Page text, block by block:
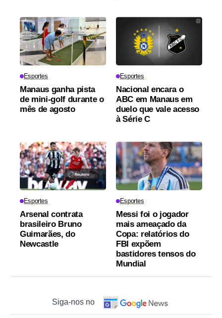
Esportes
Manaus ganha pista
de mini-golf durante o
mês de agosto
Esportes
Nacional encara o
ABC em Manaus em
duelo que vale acesso
à Série C
Esportes
Arsenal contrata
brasileiro Bruno
Guimarães, do
Newcastle
Esportes
Messi foi o jogador
mais ameaçado da
Copa: relatórios do
FBI expõem
bastidores tensos do
Mundial
Siga-nos no